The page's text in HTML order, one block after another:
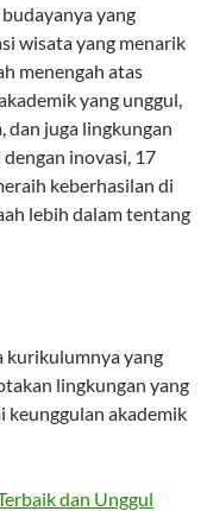
yang
wisata yang menarik
menengah atas
yang unggul,
dan juga lingkungan
inovasi, 17
keberhasilan di
lebih dalam tentang
kurikulumnya yang
lingkungan yang
keunggulan akademik
dan Unggul